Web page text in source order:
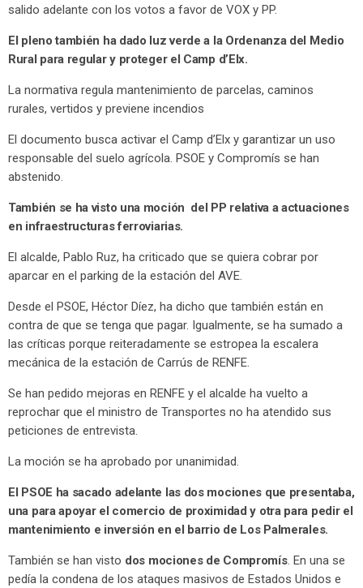
salido adelante con los votos a favor de VOX y PP.
El pleno también ha dado luz verde a la Ordenanza del Medio
Rural para regular y proteger el Camp d’Elx.
La normativa regula mantenimiento de parcelas, caminos
rurales, vertidos y previene incendios
El documento busca activar el Camp d’Elx y garantizar un uso
responsable del suelo agrícola. PSOE y Compromís se han
abstenido.
También se ha visto una moción del PP relativa a actuaciones
en infraestructuras ferroviarias.
El alcalde, Pablo Ruz, ha criticado que se quiera cobrar por
aparcar en el parking de la estación del AVE.
Desde el PSOE, Héctor Díez, ha dicho que también están en
contra de que se tenga que pagar. Igualmente, se ha sumado a
las críticas porque reiteradamente se estropea la escalera
mecánica de la estación de Carrús de RENFE.
Se han pedido mejoras en RENFE y el alcalde ha vuelto a
reprochar que el ministro de Transportes no ha atendido sus
peticiones de entrevista.
La moción se ha aprobado por unanimidad.
El PSOE ha sacado adelante las dos mociones que presentaba,
una para apoyar el comercio de proximidad y otra para pedir el
mantenimiento e inversión en el barrio de Los Palmerales.
También se han visto dos mociones de Compromís. En una se
pedía la condena de los ataques masivos de Estados Unidos e